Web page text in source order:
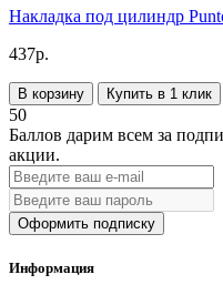
Накладка под цилиндр
437р.
В корзину Купить в 1 клик
50
Баллов дарим всем за
акции.
Оформить подписку
Информация